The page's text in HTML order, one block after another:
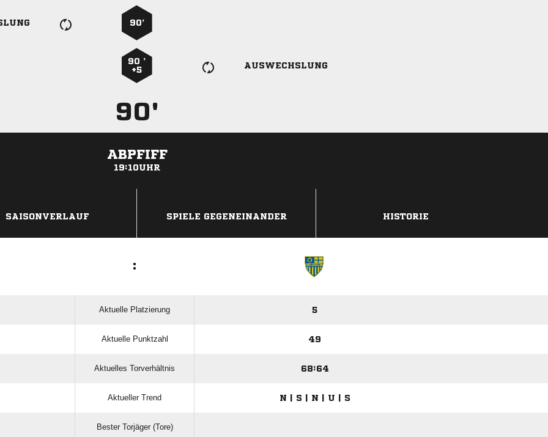
90’
90 ’
+5
AUSWECHSLUNG
90'
ABPFIFF
19:10UHR
SAISONVERLAUF SPIELE GEGENEINANDER HISTORIE
:
Aktuelle Platzierung 5
Aktuelle Punktzahl 49
Aktuelles Torverhältnis 68:64
Aktueller Trend N | S | N | U | S
Bester Torjäger (Tore)